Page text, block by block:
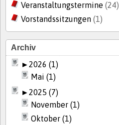
Veranstaltungstermine (24)
Vorstandssitzungen (1)
Archiv
►2026 (1)
Mai (1)
►2025 (7)
November (1)
Oktober (1)